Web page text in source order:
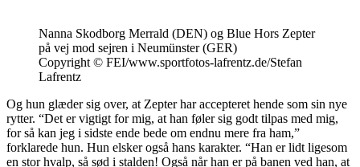
Nanna Skodborg Merrald (DEN) og Blue Hors Zepter
på vej mod sejren i Neumünster (GER)
Copyright © FEI/www.sportfotos-lafrentz.de/Stefan
Lafrentz
Og hun glæder sig over, at Zepter har accepteret hende som sin nye
rytter. “Det er vigtigt for mig, at han føler sig godt tilpas med mig,
for så kan jeg i sidste ende bede om endnu mere fra ham,”
forklarede hun. Hun elsker også hans karakter. “Han er lidt ligesom
en stor hvalp, så sød i stalden! Også når han er på banen ved han, at